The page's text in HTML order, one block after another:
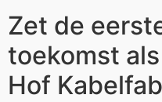
Zet de
toekomst
Hof